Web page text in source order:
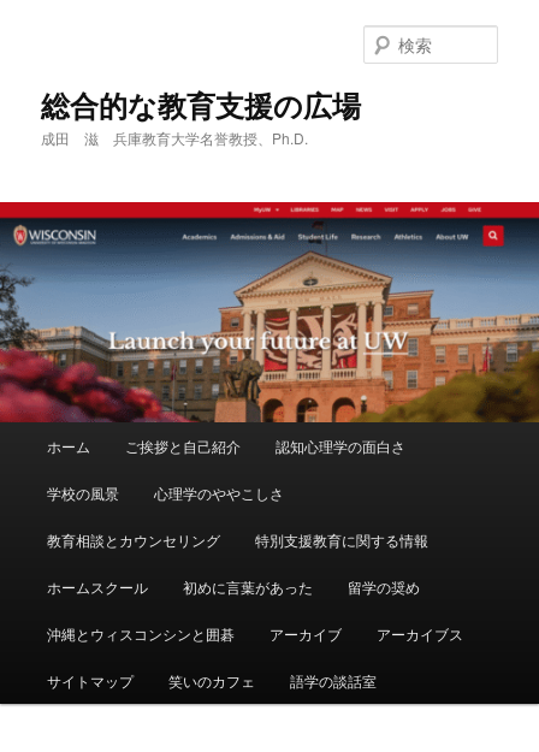
へ
移
動
移
動
総合的な教育支援の広場
成田 滋 兵庫教育大学名誉教授、Ph.D.
索
ホーム ご挨拶と自己紹介 認知心理学の面白さ
学校の風景 心理学のややこしさ
教育相談とカウンセリング 特別支援教育に関する情報
ホームスクール 初めに言葉があった 留学の奨め
沖縄とウィスコンシンと囲碁 アーカイブ アーカイブス
サイトマップ 笑いのカフェ 語学の談話室